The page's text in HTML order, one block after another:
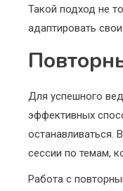
Такой подход не
адаптировать
Для успешного
эффективных
останавливаться.
сессии по темам,
Работа с